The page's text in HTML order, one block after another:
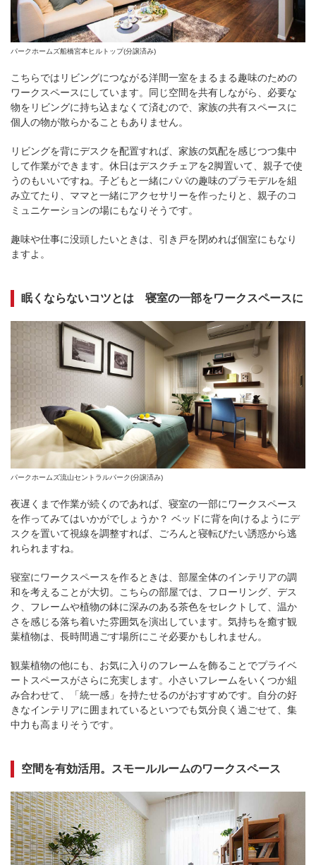
パークホームズ船橋宮本ヒルトップ(分譲済み)
こちらではリビングにつながる洋間一室をまるまる趣味のための
ワークスペースにしています。同じ空間を共有しながら、必要な
物をリビングに持ち込まなくて済むので、家族の共有スペースに
個人の物が散らかることもありません。
リビングを背にデスクを配置すれば、家族の気配を感じつつ集中
して作業ができます。休日はデスクチェアを2脚置いて、親子で使
うのもいいですね。子どもと一緒にパパの趣味のプラモデルを組
み立てたり、ママと一緒にアクセサリーを作ったりと、親子のコ
ミュニケーションの場にもなりそうです。
趣味や仕事に没頭したいときは、引き戸を閉めれば個室にもなり
ますよ。
眠くならないコツとは 寝室の一部をワークスペースに
パークホームズ流山セントラルパーク(分譲済み)
夜遅くまで作業が続くのであれば、寝室の一部にワークスペース
を作ってみてはいかがでしょうか？ ベッドに背を向けるようにデ
スクを置いて視線を調整すれば、ごろんと寝転びたい誘惑から逃
れられますね。
寝室にワークスペースを作るときは、部屋全体のインテリアの調
和を考えることが大切。こちらの部屋では、フローリング、デス
ク、フレームや植物の鉢に深みのある茶色をセレクトして、温か
さを感じる落ち着いた雰囲気を演出しています。気持ちを癒す観
葉植物は、長時間過ごす場所にこそ必要かもしれません。
観葉植物の他にも、お気に入りのフレームを飾ることでプライベ
ートスペースがさらに充実します。小さいフレームをいくつか組
み合わせて、「統一感」を持たせるのがおすすめです。自分の好
きなインテリアに囲まれているといつでも気分良く過ごせて、集
中力も高まりそうです。
空間を有効活用。スモールルームのワークスペース